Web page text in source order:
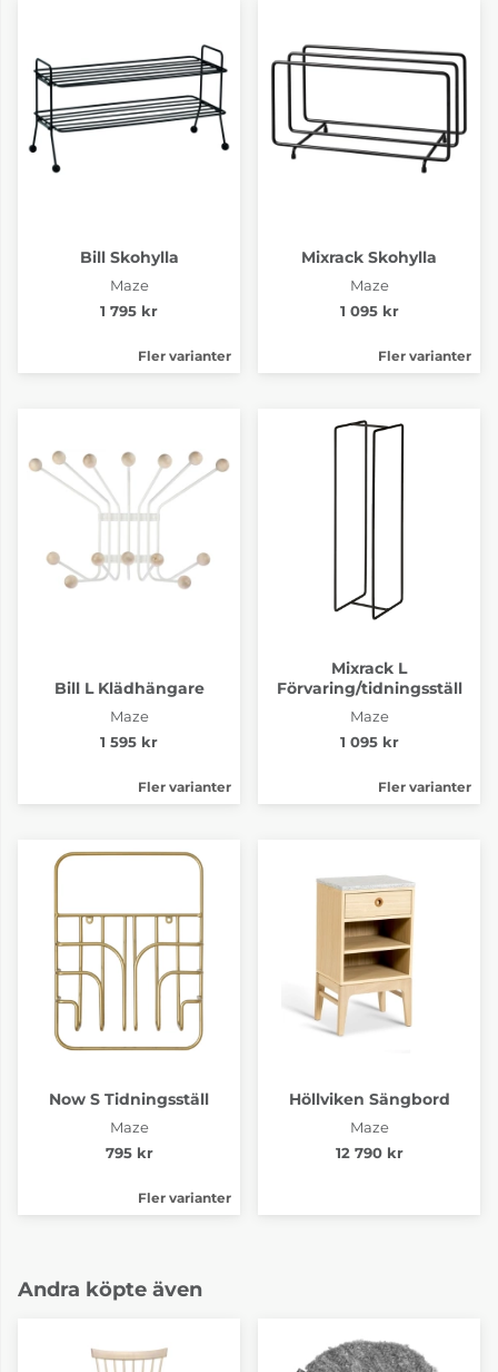
Bill Skohylla
Maze
1 795 kr
Fler varianter
Mixrack Skohylla
Maze
1 095 kr
Fler varianter
Bill L Klädhängare
Maze
1 595 kr
Fler varianter
Mixrack L
Förvaring/tidningsställ
Maze
1 095 kr
Fler varianter
Now S Tidningsställ
Maze
795 kr
Fler varianter
Höllviken Sängbord
Maze
12 790 kr
Andra köpte även